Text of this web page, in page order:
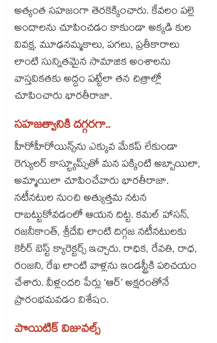
అత్యంత సహజంగా తెరకెక్కించారు. కేవలం పల్లె
అందాలను చూపించడం కాకుండా అక్కడి కుల
వివక్ష, మూఢనమ్మకాలు, పగలు, ప్రతీకారాలు
లాంటి సున్నితమైన సామాజిక అంశాలను
వాస్తవికతకు అద్దం పట్టేలా తన చిత్రాల్లో
చూపించారు భారతీరాజా.
సహజత్వానికి దగ్గరగా..
హీరోహీరోయిన్స్‌‌‌‌ను ఎక్కువ మేకప్‌‌‌‌ లేకుండా
రెగ్యులర్‌‌‌‌‌‌‌‌ కాస్ట్యూమ్స్‌‌‌‌తో మన పక్కింటి అబ్బాయిలా,
అమ్మాయిలా చూపించేవారు భారతీరాజా.
నటీనటుల నుంచి అత్యుత్తమ నటన
రాబట్టుకోవడంలో ఆయన దిట్ట. కమల్ హాసన్,
రజనీకాంత్, శ్రీదేవి లాంటి దిగ్గజ నటీనటులకు
కెరీర్‌‌‌‌‌‌‌‌ బెస్ట్ క్యారెక్టర్స్‌‌‌‌ ఇచ్చారు. రాధిక, రేవతి, రాధ,
రంజని, రేఖ లాంటి వాళ్లను ఇండస్ట్రీకి పరిచయం
చేశారు. వీళ్లందరి పేర్లు ‘ఆర్‌‌‌‌‌‌‌‌’ అక్షరంతోనే
ప్రారంభమవడం విశేషం.
పొయిటిక్‌‌‌‌ విజువల్స్‌‌‌‌